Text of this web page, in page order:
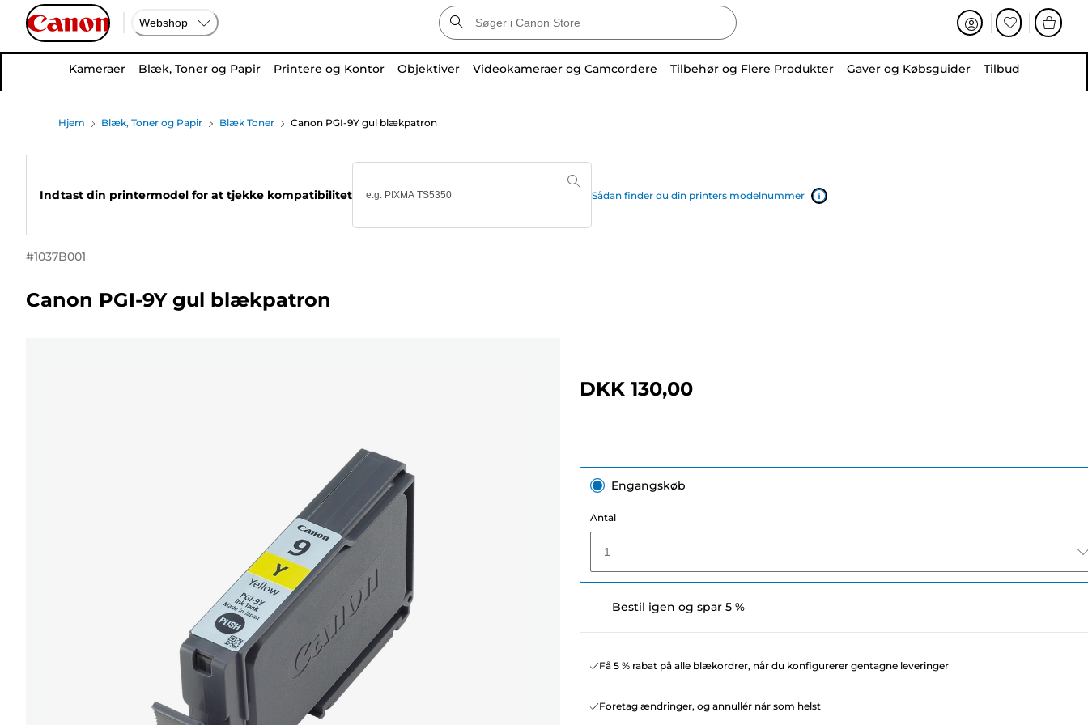
Webshop
Kameraer Blæk, Toner og Papir Printere og Kontor Objektiver Videokameraer og Camcordere Tilbehør og Flere Produkter Gaver og Købsguider Tilbud
Hjem Blæk, Toner og Papir Blæk Toner Canon PGI-9Y gul blækpatron
Indtast din printermodel for at tjekke kompatibilitet Sådan finder du din printers modelnummer
#1037B001
Canon PGI-9Y gul blækpatron
DKK 130,00
Engangskøb
Antal
1
Bestil igen og spar 5 %
Få 5 % rabat på alle blækordrer, når du konfigurerer gentagne leveringer
Foretag ændringer, og annullér når som helst